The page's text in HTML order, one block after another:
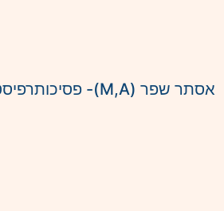
בשילוב ארומתרפיה